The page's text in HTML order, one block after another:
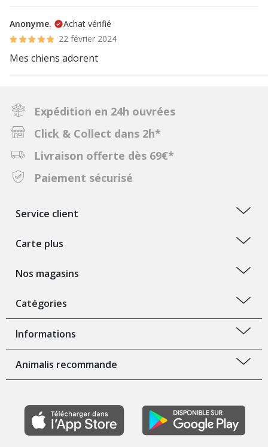
Anonyme.
Achat vérifié
22 février 2024
Mes chiens adorent
Expédition en 24h ouvrées
Click & Collect dans 2h*
Livraison offerte dès 69€*
Paiement sécurisé
Service client
Carte plus
Nos magasins
Catégories
Informations
Animalis recommande